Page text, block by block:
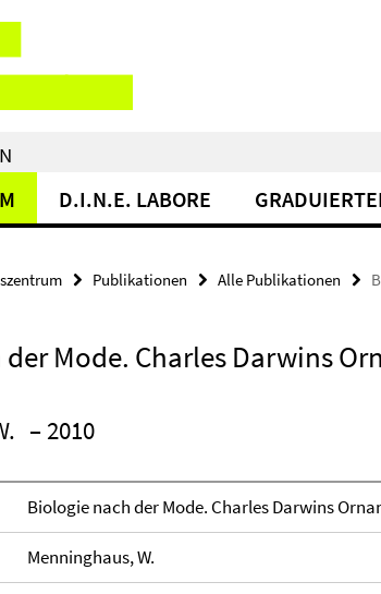
D.I.N.E. LABORE
Publikationen Alle Publikationen
Mode. Charles Darwins
– 2010
Biologie nach der Mode. Charles Darwins
Menninghaus, W.